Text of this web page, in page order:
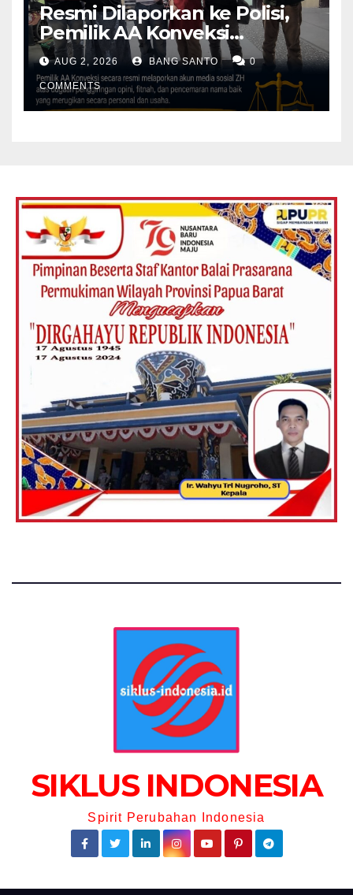
Resmi Dilaporkan ke Polisi,
Pemilik AA Konveksi
Didampingi Tim Advokat
Lentera Netizen Indonesia (L-
NET-ID)
AUG 2, 2026 BANG SANTO 0
COMMENTS
SIKLUS INDONESIA
Spirit Perubahan Indonesia